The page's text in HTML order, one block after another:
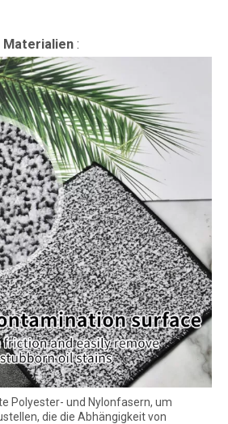
:
Polyester- und Nylonfasern, um
die die Abhängigkeit von